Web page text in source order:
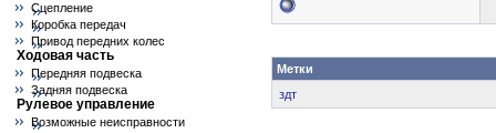
Сцепление
Коробка передач
Привод передних колес
Ходовая часть
Передняя подвеска
Задняя подвеска
Рулевое управление
Возможные неисправности
Метки
здт